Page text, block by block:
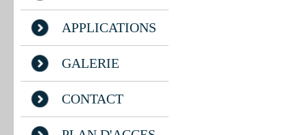
APPLICATIONS
GALERIE
CONTACT